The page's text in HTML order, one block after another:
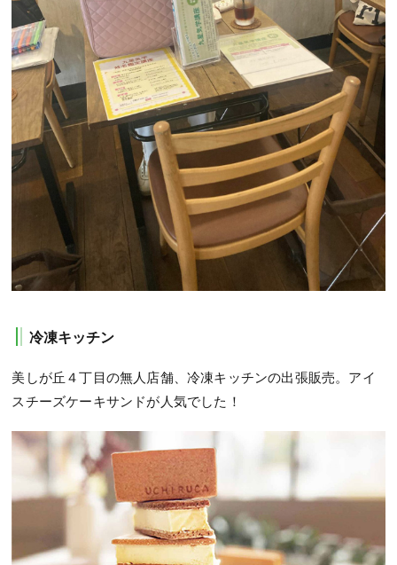
冷凍キッチン
美しが丘４丁目の無人店舗、冷凍キッチンの出張販売。アイ
スチーズケーキサンドが人気でした！